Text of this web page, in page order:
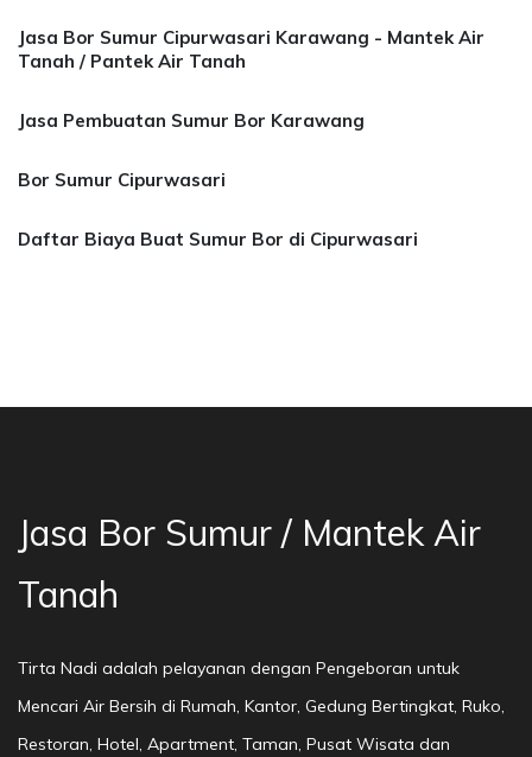
Jasa Bor Sumur Cipurwasari Karawang - Mantek Air
Tanah / Pantek Air Tanah
Jasa Pembuatan Sumur Bor Karawang
Bor Sumur Cipurwasari
Daftar Biaya Buat Sumur Bor di Cipurwasari
Jasa Bor Sumur / Mantek Air
Tanah
Tirta Nadi adalah pelayanan dengan Pengeboran untuk
Mencari Air Bersih di Rumah, Kantor, Gedung Bertingkat, Ruko,
Restoran, Hotel, Apartment, Taman, Pusat Wisata dan